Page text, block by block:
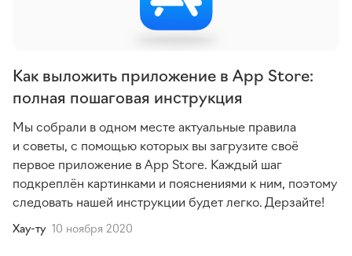
Как выложить приложение в App Store:
полная пошаговая инструкция
Мы собрали в одном месте актуальные правила
и советы, с помощью которых вы загрузите своё
первое приложение в App Store. Каждый шаг
подкреплён картинками и пояснениями к ним, поэтому
следовать нашей инструкции будет легко. Дерзайте!
Хау-ту 10 ноября 2020